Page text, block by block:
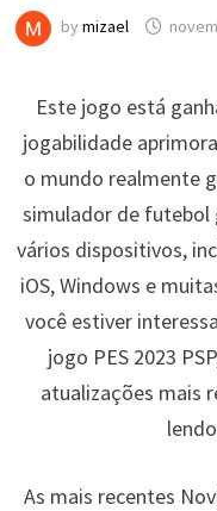
by mizael
Este jogo está
jogabilidade
o mundo realmente
simulador de futebol
vários dispositivos,
iOS, Windows e
você estiver
jogo PES 2023
atualizações mais
As mais recentes